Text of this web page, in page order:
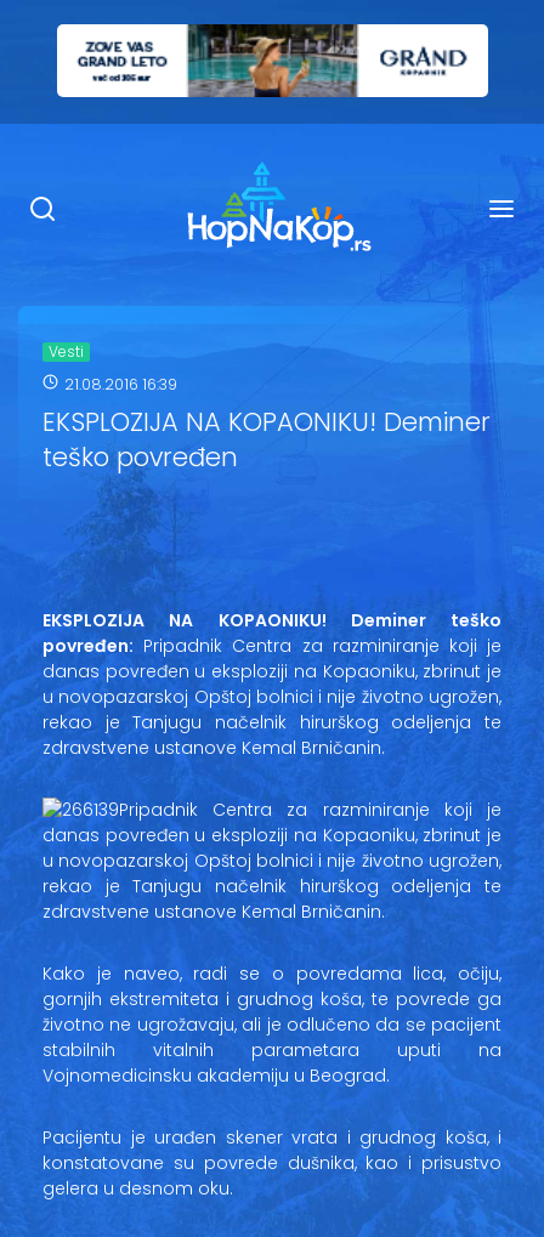
Ugostiteljstvo
Kop Info
Oglasi
Galerija
Vesti
21.08.2016 16:39
EKSPLOZIJA NA KOPAONIKU! Deminer
teško povređen
EKSPLOZIJA NA KOPAONIKU! Deminer teško
povređen: Pripadnik Centra za razminiranje koji je
danas povređen u eksploziji na Kopaoniku, zbrinut je
u novopazarskoj Opštoj bolnici i nije životno ugrožen,
rekao je Tanjugu načelnik hirurškog odeljenja te
zdravstvene ustanove Kemal Brničanin.
Pripadnik Centra za razminiranje koji je
danas povređen u eksploziji na Kopaoniku, zbrinut je
u novopazarskoj Opštoj bolnici i nije životno ugrožen,
rekao je Tanjugu načelnik hirurškog odeljenja te
zdravstvene ustanove Kemal Brničanin.
Kako je naveo, radi se o povredama lica, očiju,
gornjih ekstremiteta i grudnog koša, te povrede ga
životno ne ugrožavaju, ali je odlučeno da se pacijent
stabilnih vitalnih parametara uputi na
Vojnomedicinsku akademiju u Beograd.
Pacijentu je urađen skener vrata i grudnog koša, i
konstatovane su povrede dušnika, kao i prisustvo
gelera u desnom oku.